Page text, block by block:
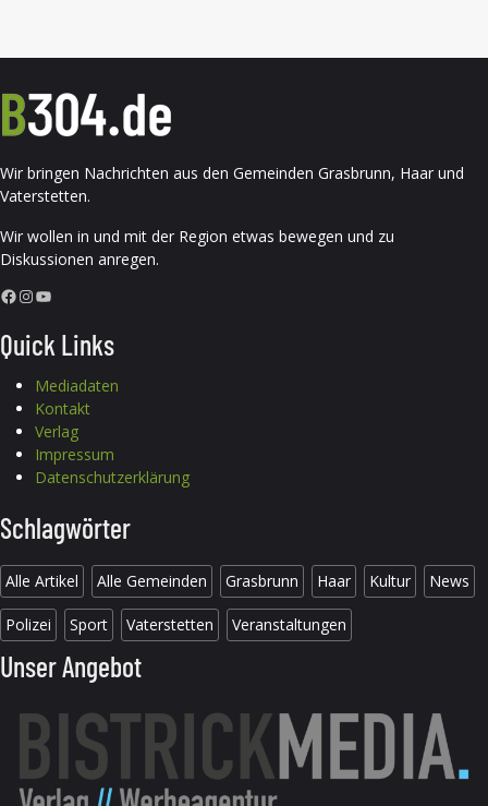
Wir bringen Nachrichten aus den Gemeinden Grasbrunn, Haar und
Vaterstetten.
Wir wollen in und mit der Region etwas bewegen und zu
Diskussionen anregen.
Facebook InstagramYouTube
Quick Links
Mediadaten
Kontakt
Verlag
Impressum
Datenschutzerklärung
Schlagwörter
Alle Artikel Alle Gemeinden Grasbrunn Haar Kultur News
Polizei Sport Vaterstetten Veranstaltungen
Unser Angebot